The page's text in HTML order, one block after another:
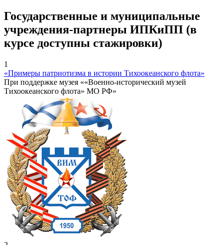
Государственные и муниципальные
учреждения-партнеры ИПКиПП (в
курсе доступны стажировки)
1
«Примеры патриотизма в истории Тихоокеанского флота»
При поддержке музея ««Военно-исторический музей
Тихоокеанского флота» МО РФ»